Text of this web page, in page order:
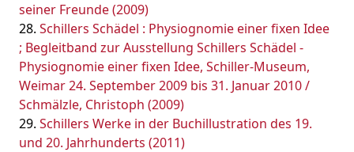
seiner Freunde (2009)
Schillers Schädel : Physiognomie einer fixen Idee
; Begleitband zur Ausstellung Schillers Schädel -
Physiognomie einer fixen Idee, Schiller-Museum,
Weimar 24. September 2009 bis 31. Januar 2010 /
Schmälzle, Christoph (2009)
Schillers Werke in der Buchillustration des 19.
und 20. Jahrhunderts (2011)